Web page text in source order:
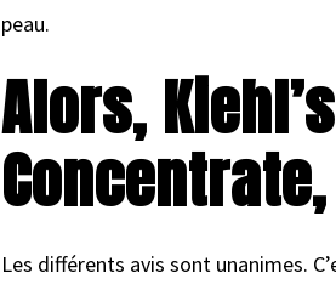
peau.
Alors,
Les différents avis sont unanimes.